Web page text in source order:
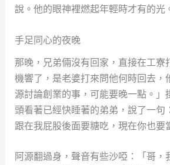
說。他的眼神裡燃起年輕時才有的光
手足同心的夜晚
那晚，兄弟倆沒有回家，直接在工寮
機響了，是老婆打來問他何時回去，
源討論創業的事，可能要晚一點。」
頭看著已經快睡著的弟弟，說了一句
跟在我屁股後面要糖吃，現在你也要
阿源翻過身，聲音有些沙啞：「哥，